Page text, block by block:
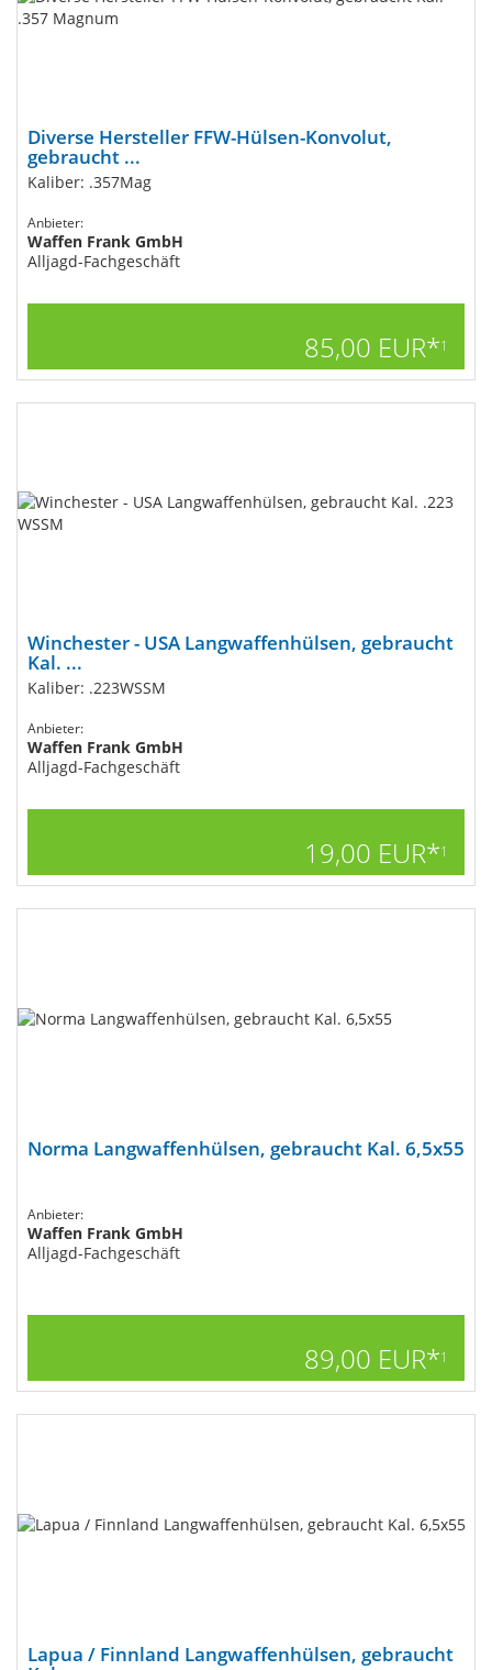
Diverse Hersteller FFW-Hülsen-Konvolut,
gebraucht ...
Kaliber: .357Mag
Anbieter:
Waffen Frank GmbH
Alljagd-Fachgeschäft
85,00 EUR*1
Winchester - USA Langwaffenhülsen, gebraucht
Kal. ...
Kaliber: .223WSSM
Anbieter:
Waffen Frank GmbH
Alljagd-Fachgeschäft
19,00 EUR*1
Norma Langwaffenhülsen, gebraucht Kal. 6,5x55
Anbieter:
Waffen Frank GmbH
Alljagd-Fachgeschäft
89,00 EUR*1
Lapua / Finnland Langwaffenhülsen, gebraucht